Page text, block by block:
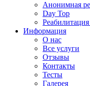
Анонимная
Day Top
Информация
О нас
Все услуги
Отзывы
Контакты
Тесты
Галерея